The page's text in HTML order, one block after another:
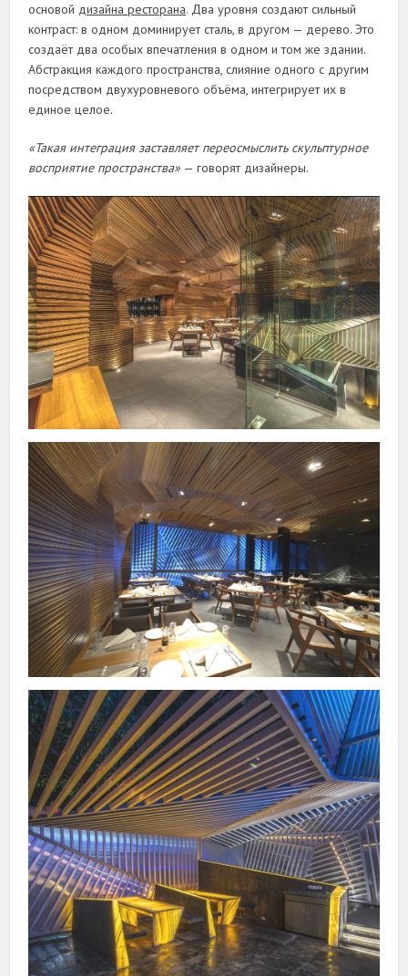
основой дизайна ресторана. Два уровня создают сильный
контраст: в одном доминирует сталь, в другом — дерево. Это
создаёт два особых впечатления в одном и том же здании.
Абстракция каждого пространства, слияние одного с другим
посредством двухуровневого объёма, интегрирует их в
единое целое.
«Такая интеграция заставляет переосмыслить скульптурное
восприятие пространства» — говорят дизайнеры.